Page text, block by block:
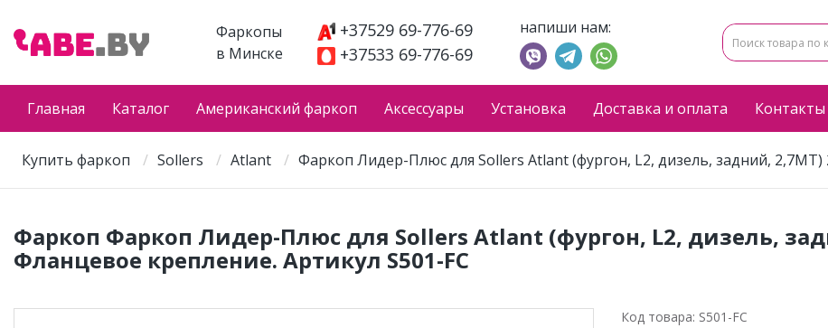
Фаркопы
в Минске
+37529 69-776-69
+37533 69-776-69
напиши нам:
Главная Каталог Американский фаркоп Аксессуары Установка Доставка и оплата Контакты
Купить фаркоп Sollers Atlant Фаркоп Лидер-Плюс для Sollers Atlant (фургон, L2, дизель, задний, 2,7МТ)
Фаркоп Фаркоп Лидер-Плюс для Sollers Atlant (фургон, L2, дизель,
Фланцевое крепление. Артикул S501-FC
Код товара: S501-FC